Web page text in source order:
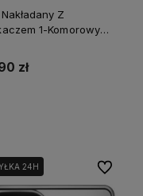
Z
1-Komorowy
zł
24H Do